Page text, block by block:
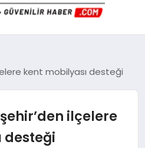
kent mobilyası desteği
ilçelere
desteği